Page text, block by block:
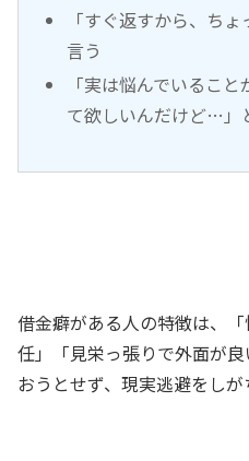
「すぐ返すから、ち
言う
「実は悩んでいるこ
て欲しいんだけど…」
借金癖がある人の特徴は、
任」「見栄っ張りで外面が
おうとせず、現実逃避をしが